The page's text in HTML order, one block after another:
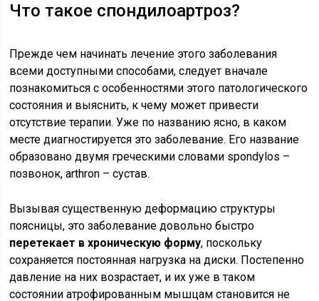
Что такое спондилоартроз?
Прежде чем начинать лечение этого заболевания
всеми доступными способами, следует вначале
познакомиться с особенностями этого патологического
состояния и выяснить, к чему может привести
отсутствие терапии. Уже по названию ясно, в каком
месте диагностируется это заболевание. Его название
образовано двумя греческими словами spondylos –
позвонок, arthron – сустав.
Вызывая существенную деформацию структуры
поясницы, это заболевание довольно быстро
перетекает в хроническую форму, поскольку
сохраняется постоянная нагрузка на диски. Постепенно
давление на них возрастает, и их уже в таком
состоянии атрофированным мышцам становится не